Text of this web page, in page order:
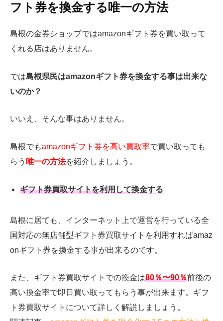
フト券を換金する唯一の方法
島根の金券ショップではamazonギフト券を買い取って
くれる店はありません。
では島根県民はamazonギフト券を換金する事は出来な
いのか？
いいえ、そんな事はありません。
島根でもamazonギフト券を高い買取率で買い取っても
らう 唯一の方法を紹介しましょう。
ギフト券買取サイトを利用して換金する
島根に居ても、インターネット上で運営を行っている全
国対応の無店舗型ギフト券買取サイトを利用すればamaz
onギフト券を換金する事が出来るのです。
また、ギフト券買取サイトでの換金は80％〜90％前後の
高い換金率で即日買い取ってもらう事が出来ます。ギフ
ト券買取サイトについて詳しく解説しましょう。